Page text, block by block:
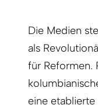
Die Medien
als
für Reformen.
eine etablierte